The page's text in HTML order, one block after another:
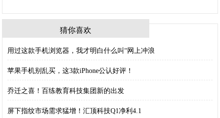
猜你喜欢
用过这款手机浏览器，我才明白什么叫“网上冲浪
苹果手机别乱买，这3款iPhone公认好评！
乔迁之喜！百练教育科技集团新的出发
屏下指纹市场需求猛增！汇顶科技Q1净利4.1